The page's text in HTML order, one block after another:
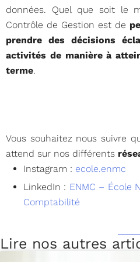
données. Quel que soit le
Contrôle de Gestion est de
prendre des décisions
activités de manière à
terme.
Vous souhaitez nous suivre
attend sur nos différents
Instagram : ecole.enmc
LinkedIn : ENMC – École
Comptabilité
Lire nos autres